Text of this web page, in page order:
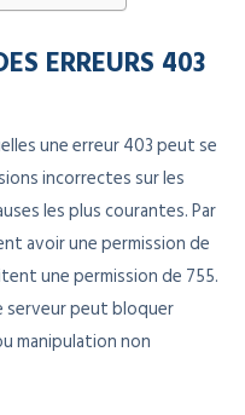
ERREURS 403
une erreur 403 peut se
incorrectes sur les
les plus courantes. Par
avoir une permission de
une permission de 755.
serveur peut bloquer
manipulation non